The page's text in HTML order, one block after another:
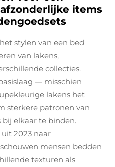
items
stylen van een bed
van lakens,
collecties.
— misschien
lakens het
sterkere patronen van
elkaar te binden.
2023 naar
mensen bedden
texturen als